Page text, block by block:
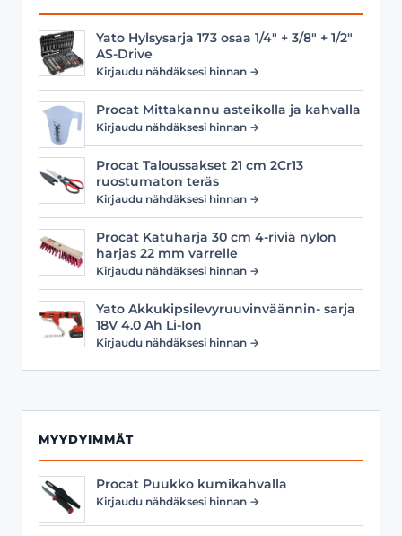
Yato Hylsysarja 173 osaa 1/4" + 3/8" + 1/2"
AS-Drive
Kirjaudu nähdäksesi hinnan →
Procat Mittakannu asteikolla ja kahvalla
Kirjaudu nähdäksesi hinnan →
Procat Taloussakset 21 cm 2Cr13
ruostumaton teräs
Kirjaudu nähdäksesi hinnan →
Procat Katuharja 30 cm 4-riviä nylon
harjas 22 mm varrelle
Kirjaudu nähdäksesi hinnan →
Yato Akkukipsilevyruuvinväännin- sarja
18V 4.0 Ah Li-Ion
Kirjaudu nähdäksesi hinnan →
MYYDYIMMÄT
Procat Puukko kumikahvalla
Kirjaudu nähdäksesi hinnan →